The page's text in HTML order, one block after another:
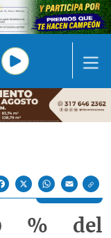
X WhatsAppEmail
% del